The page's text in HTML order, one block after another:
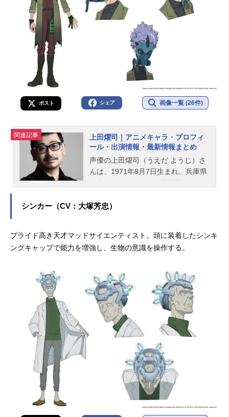
ポスト シェア 画像一覧 (26件)
関連記事
上田燿司｜アニメキャラ・プロフィ
ール・出演情報・最新情報まとめ
声優の上田燿司（うえだ ようじ）さ
んは、1971年8月7日生まれ、兵庫県
シンカー（CV：大塚芳忠）
プライド高き天才マッドサイエンティスト。頭に装着したシンキ
ングキャップで能力を増強し、生物の意識を操作する。